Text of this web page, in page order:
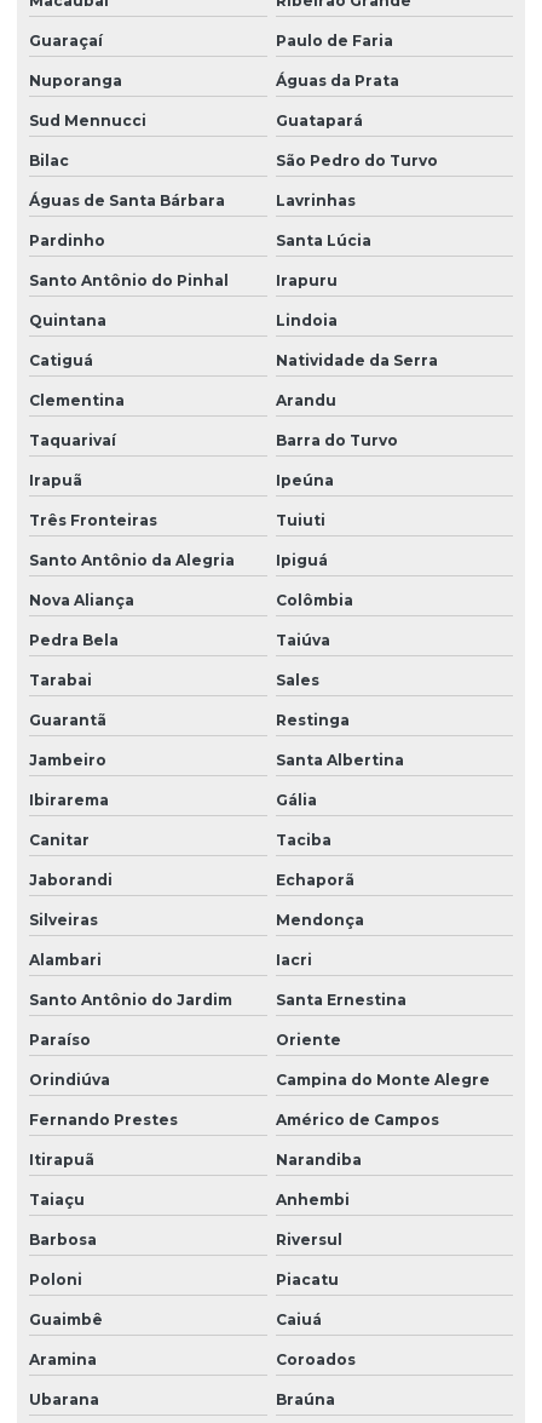
Guaraçaí Paulo de Faria
Nuporanga Águas da Prata
Sud Mennucci Guatapará
Bilac São Pedro do Turvo
Águas de Santa Bárbara Lavrinhas
Pardinho Santa Lúcia
Santo Antônio do Pinhal Irapuru
Quintana Lindoia
Catiguá Natividade da Serra
Clementina Arandu
Taquarivaí Barra do Turvo
Irapuã Ipeúna
Três Fronteiras Tuiuti
Santo Antônio da Alegria Ipiguá
Nova Aliança Colômbia
Pedra Bela Taiúva
Tarabai Sales
Guarantã Restinga
Jambeiro Santa Albertina
Ibirarema Gália
Canitar Taciba
Jaborandi Echaporã
Silveiras Mendonça
Alambari Iacri
Santo Antônio do Jardim Santa Ernestina
Paraíso Oriente
Orindiúva Campina do Monte Alegre
Fernando Prestes Américo de Campos
Itirapuã Narandiba
Taiaçu Anhembi
Barbosa Riversul
Poloni Piacatu
Guaimbê Caiuá
Aramina Coroados
Ubarana Braúna